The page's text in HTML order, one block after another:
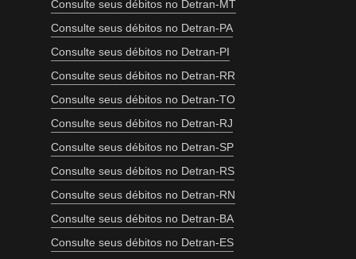
Consulte seus débitos no Detran-MT
Consulte seus débitos no Detran-PA
Consulte seus débitos no Detran-PI
Consulte seus débitos no Detran-RR
Consulte seus débitos no Detran-TO
Consulte seus débitos no Detran-RJ
Consulte seus débitos no Detran-SP
Consulte seus débitos no Detran-RS
Consulte seus débitos no Detran-RN
Consulte seus débitos no Detran-BA
Consulte seus débitos no Detran-ES